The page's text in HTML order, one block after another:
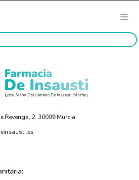
Revenga, 2, 30009 Murcia